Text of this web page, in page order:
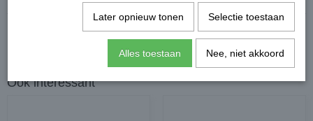
Ook interessant
Later opnieuw tonen Selectie toestaan
Alles toestaan Nee, niet akkoord